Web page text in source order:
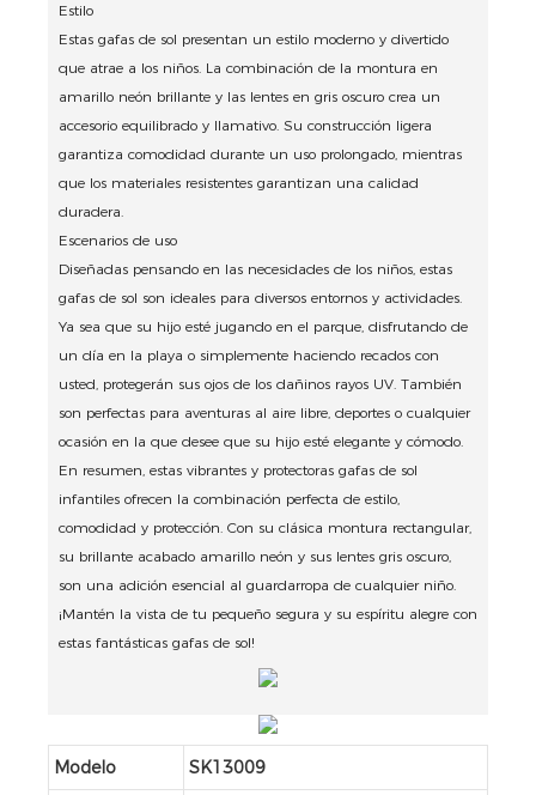
Estilo
Estas gafas de sol presentan un estilo moderno y divertido
que atrae a los niños. La combinación de la montura en
amarillo neón brillante y las lentes en gris oscuro crea un
accesorio equilibrado y llamativo. Su construcción ligera
garantiza comodidad durante un uso prolongado, mientras
que los materiales resistentes garantizan una calidad
duradera.
Escenarios de uso
Diseñadas pensando en las necesidades de los niños, estas
gafas de sol son ideales para diversos entornos y actividades.
Ya sea que su hijo esté jugando en el parque, disfrutando de
un día en la playa o simplemente haciendo recados con
usted, protegerán sus ojos de los dañinos rayos UV. También
son perfectas para aventuras al aire libre, deportes o cualquier
ocasión en la que desee que su hijo esté elegante y cómodo.
En resumen, estas vibrantes y protectoras gafas de sol
infantiles ofrecen la combinación perfecta de estilo,
comodidad y protección. Con su clásica montura rectangular,
su brillante acabado amarillo neón y sus lentes gris oscuro,
son una adición esencial al guardarropa de cualquier niño.
¡Mantén la vista de tu pequeño segura y su espíritu alegre con
estas fantásticas gafas de sol!
Modelo SK13009